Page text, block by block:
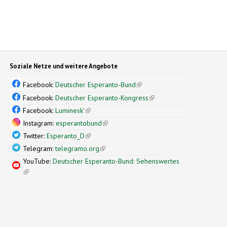
Soziale Netze und weitere Angebote
Facebook:Deutscher Esperanto-Bund(link is external)
Facebook:Deutscher Esperanto-Kongress(link is external)
Facebook:Luminesk'(link is external)
Instagram:esperantobund(link is external)
Twitter:Esperanto_D(link is external)
Telegram:telegramo.org(link is external)
YouTube:Deutscher Esperanto-Bund: Sehenswertes
(link is external)